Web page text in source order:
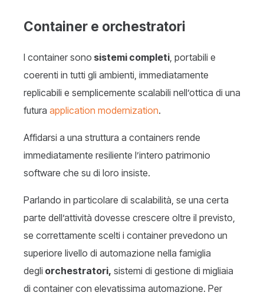
Container e orchestratori
I container sono sistemi completi , portabili e
coerenti in tutti gli ambienti, immediatamente
replicabili e semplicemente scalabili nell’ottica di una
futura application modernization.
Affidarsi a una struttura a containers rende
immediatamente resiliente l’intero patrimonio
software che su di loro insiste.
Parlando in particolare di scalabilità, se una certa
parte dell’attività dovesse crescere oltre il previsto,
se correttamente scelti i container prevedono un
superiore livello di automazione nella famiglia
degli orchestratori, sistemi di gestione di migliaia
di container con elevatissima automazione. Per